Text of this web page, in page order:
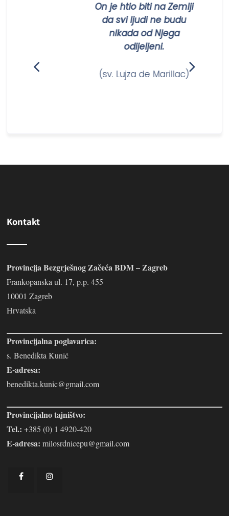
On je htio biti na Zemlji
da svi ljudi ne budu
nikada od Njega
odijeljeni.
(sv. Lujza de Marillac)
Kontakt
Provincija Bezgrješnog Začeća BDM – Zagreb
Frankopanska ul. 17, p.p. 455
10001 Zagreb
Hrvatska
Provincijalna poglavarica:
s. Benedikta Kunić
E-adresa:
benedikta.kunic@gmail.com
Provincijalno tajništvo:
Tel.:+385 (0) 1 4920-420
E-adresa:milosrdnicepu@gmail.com